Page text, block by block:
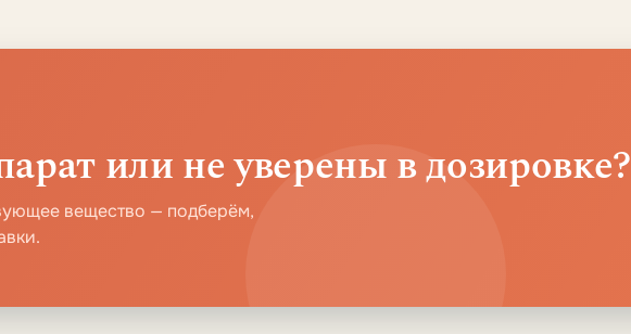
или не уверены в дозировке?
вещество — подберём,